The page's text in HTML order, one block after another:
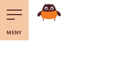
Till navigering av sidans innehåll
Till övergripande innehåll för
MENY
Mene starttisivule